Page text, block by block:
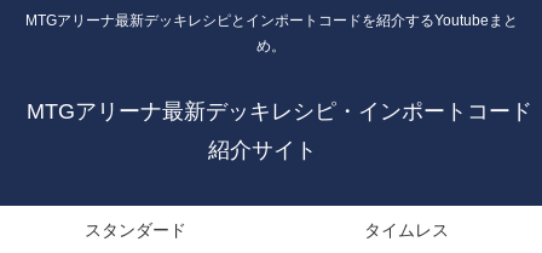
MTGアリーナ最新デッキレシピとインポートコードを紹介するYoutubeまと
め。
MTGアリーナ最新デッキレシピ・インポートコード
紹介サイト
スタンダード タイムレス